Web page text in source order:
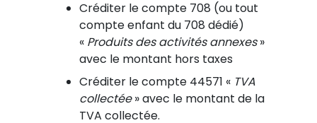
Créditer le compte 708 (ou tout
compte enfant du 708 dédié)
« Produits des activités annexes»
avec le montant hors taxes
Créditer le compte 44571 « TVA
collectée» avec le montant de la
TVA collectée.